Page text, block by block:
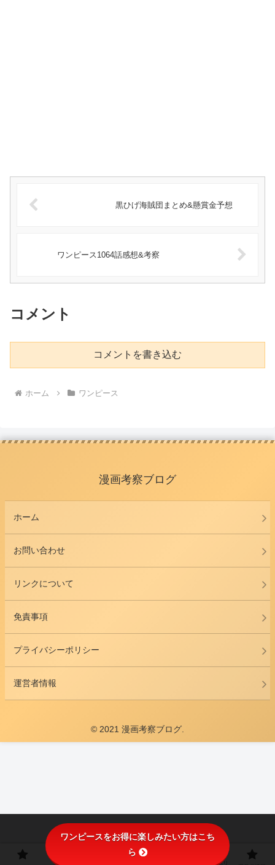
黒ひげ海賊団まとめ&懸賞金予想
ワンピース1064話感想&考察
コメント
コメントを書き込む
ホーム ワンピース
漫画考察ブログ
ホーム
お問い合わせ
リンクについて
免責事項
プライバシーポリシー
運営者情報
© 2021 漫画考察ブログ.
プライバシーポリ
ワンピースをお得に楽しみたい方はこち
ら